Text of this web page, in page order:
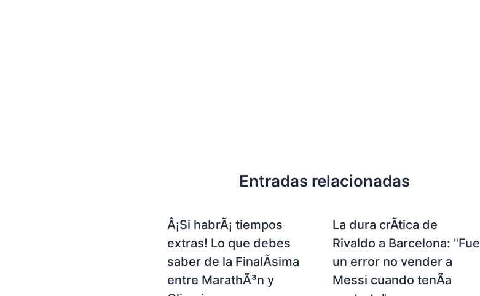
Entradas relacionadas
Â¡Si habrÃ¡ tiempos
extras! Lo que debes
saber de la FinalÃ­sima
entre MarathÃ³n y
La dura crÃ­tica de
Rivaldo a Barcelona: "Fue
un error no vender a
Messi cuando tenÃ­a